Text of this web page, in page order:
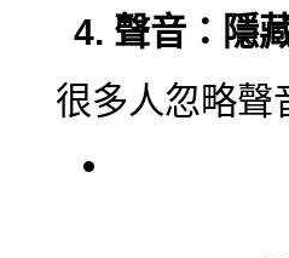
4. 聲音：隱
很多人忽略聲